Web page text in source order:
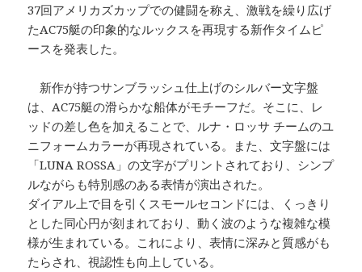
37回アメリカズカップでの健闘を称え、激戦を繰り広げ
たAC75艇の印象的なルックスを再現する新作タイムピ
ースを発表した。
新作が持つサンブラッシュ仕上げのシルバー文字盤
は、AC75艇の滑らかな船体がモチーフだ。そこに、レ
ッドの差し色を加えることで、ルナ・ロッサ チームのユ
ニフォームカラーが再現されている。また、文字盤には
「LUNA ROSSA」の文字がプリントされており、シンプ
ルながらも特別感のある表情が演出された。
ダイアル上で目を引くスモールセコンドには、くっきり
とした同心円が刻まれており、動く波のような複雑な模
様が生まれている。これにより、表情に深みと質感がも
たらされ、視認性も向上している。